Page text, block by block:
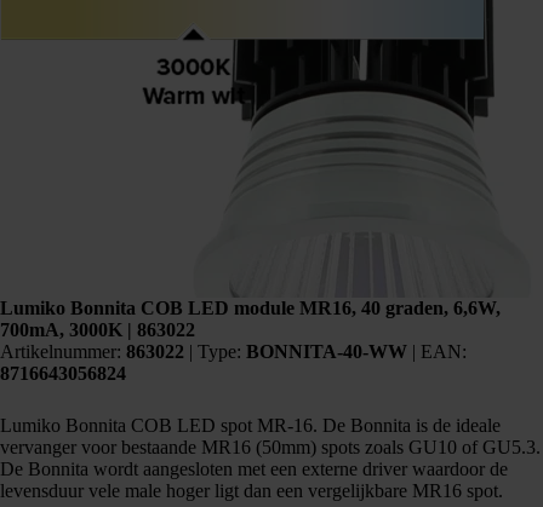
Lumiko Bonnita COB LED module MR16, 40 graden, 6,6W,
700mA, 3000K | 863022
Artikelnummer: 863022 | Type: BONNITA-40-WW | EAN:
8716643056824
Lumiko Bonnita COB LED spot MR-16. De Bonnita is de ideale
vervanger voor bestaande MR16 (50mm) spots zoals GU10 of GU5.3.
De Bonnita wordt aangesloten met een externe driver waardoor de
levensduur vele male hoger ligt dan een vergelijkbare MR16 spot.